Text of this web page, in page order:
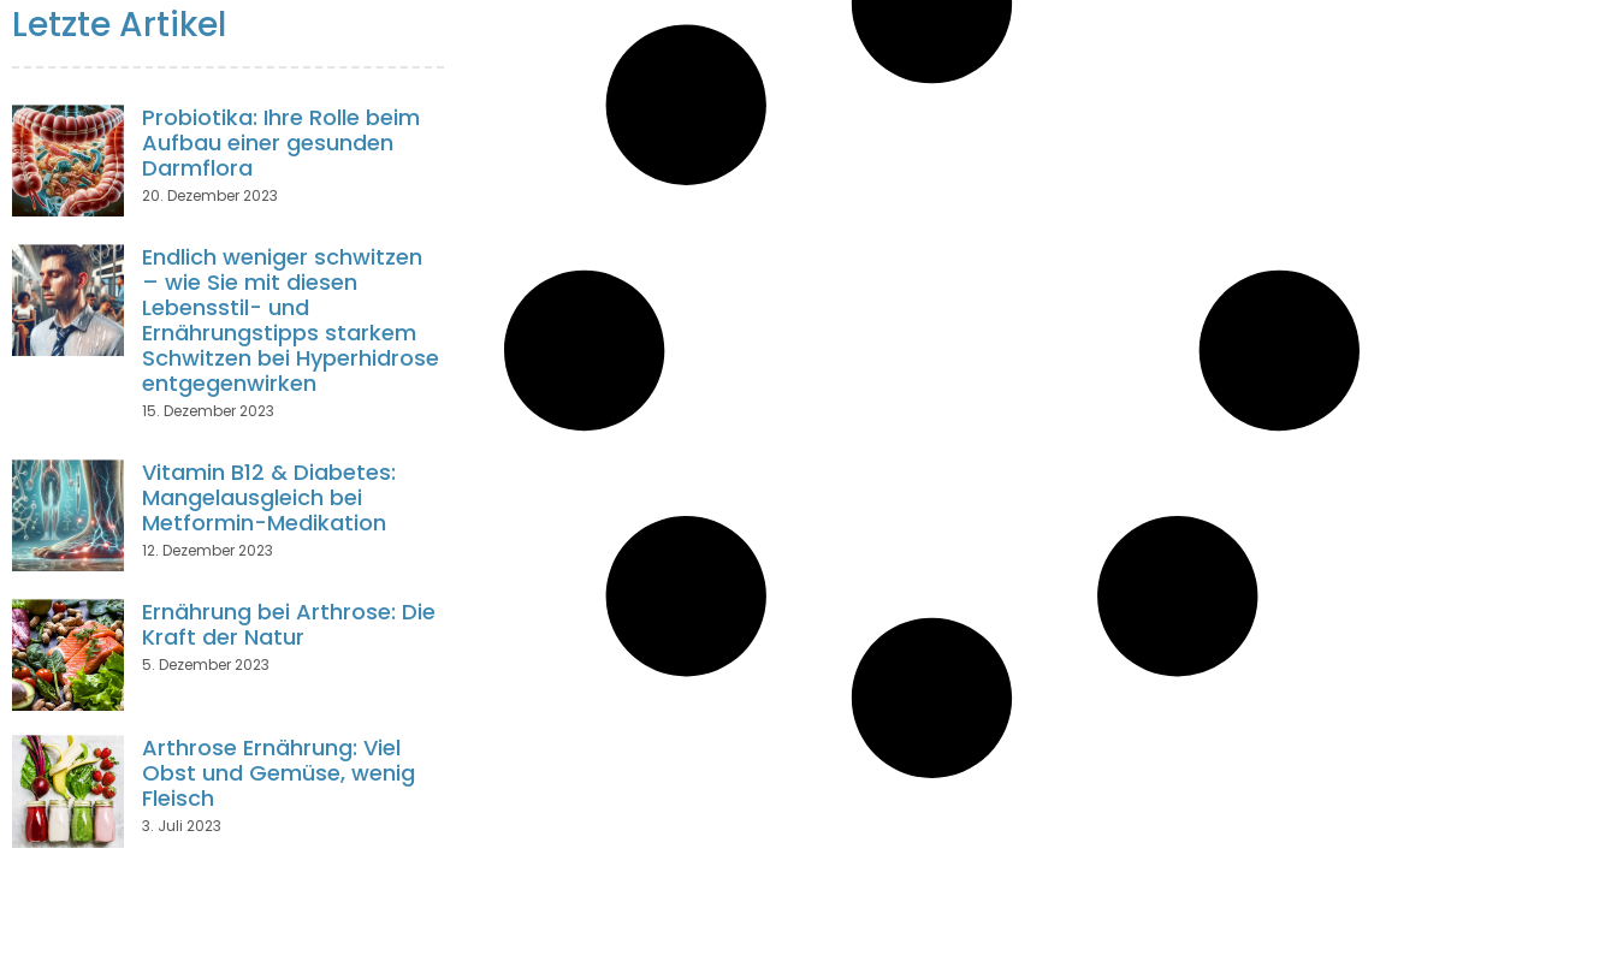
Letzte Artikel
Probiotika: Ihre Rolle beim
Aufbau einer gesunden
Darmflora
20. Dezember 2023
Endlich weniger schwitzen
– wie Sie mit diesen
Lebensstil- und
Ernährungstipps starkem
Schwitzen bei Hyperhidrose
entgegenwirken
15. Dezember 2023
Vitamin B12 & Diabetes:
Mangelausgleich bei
Metformin-Medikation
12. Dezember 2023
Ernährung bei Arthrose: Die
Kraft der Natur
5. Dezember 2023
Arthrose Ernährung: Viel
Obst und Gemüse, wenig
Fleisch
3. Juli 2023